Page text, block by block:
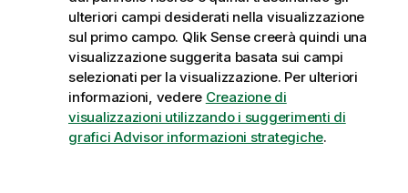
ulteriori campi desiderati nella visualizzazione
sul primo campo. Qlik Sensecreerà quindi una
visualizzazione suggerita basata sui campi
selezionati per la visualizzazione. Per ulteriori
informazioni, vedere Creazione di
visualizzazioni utilizzando i suggerimenti di
grafici Advisor informazioni strategiche.